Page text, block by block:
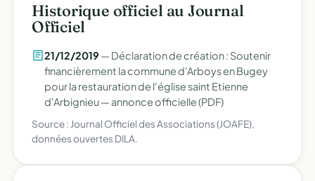
Historique officiel au Journal
Officiel
21/12/2019 — Déclaration de création : Soutenir
financièrement la commune d'Arboys en Bugey
pour la restauration de l'église saint Etienne
d'Arbignieu — annonce officielle (PDF)
Source : Journal Officiel des Associations (JOAFE),
données ouvertes DILA.